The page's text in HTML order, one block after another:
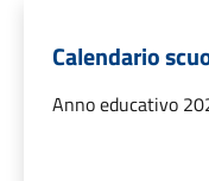
Calendario
Anno educativo